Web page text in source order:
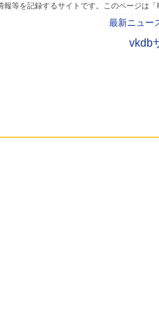
等を記録するサイトです。このページは「
最新ニュー
vkdb